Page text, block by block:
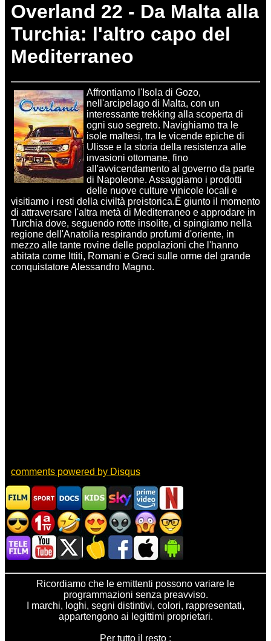
Overland 22 - Da Malta alla
Turchia: l'altro capo del
Mediterraneo
Affrontiamo l'Isola di Gozo,
nell'arcipelago di Malta, con un
interessante trekking alla scoperta di
ogni suo segreto. Navighiamo tra le
isole maltesi, tra le vicende epiche di
Ulisse e la storia della resistenza alle
invasioni ottomane, fino
all'avvicendamento al governo da parte
di Napoleone. Assaggiamo i prodotti
delle nuove culture vinicole locali e
visitiamo i resti della civiltà preistorica.È giunto il momento
di attraversare l'altra metà di Mediterraneo e approdare in
Turchia dove, seguendo rotte insolite, ci spingiamo nella
regione dell'Anatolia respirando profumi d'oriente, in
mezzo alle tante rovine delle popolazioni che l'hanno
abitata come Ittiti, Romani e Greci sulle orme del grande
conquistatore Alessandro Magno.
comments powered by Disqus
Ricordiamo che le emittenti possono variare le
programmazioni senza preavviso.
I marchi, loghi, segni distintivi, colori, rappresentati,
appartengono ai legittimi proprietari.
Per tutto il resto :